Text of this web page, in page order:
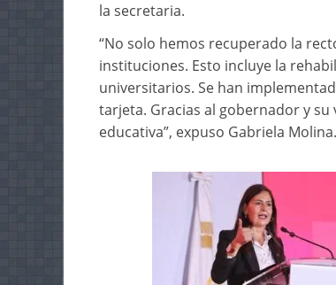
la secretaria.
“No solo hemos recuperado la
instituciones. Esto incluye la
universitarios. Se han
tarjeta. Gracias al gobernador y
educativa”, expuso Gabriela Molina.